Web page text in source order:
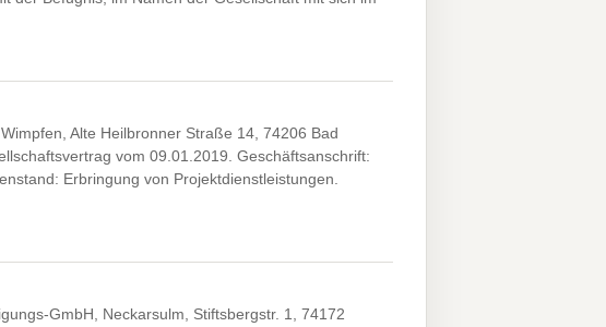
Alte Heilbronner Straße 14, 74206 Bad
vom 09.01.2019. Geschäftsanschrift:
Erbringung von Projektdienstleistungen.
GmbH, Neckarsulm, Stiftsbergstr. 1, 74172